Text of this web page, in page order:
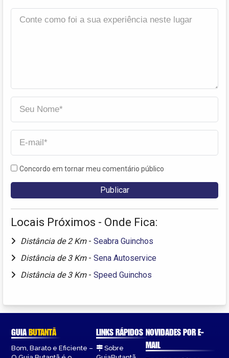
Concordo em tornar meu comentário público
Locais Próximos - Onde Fica:
Distância de 2 Km - Seabra Guinchos
Distância de 3 Km - Sena Autoservice
Distância de 3 Km - Speed Guinchos
GUIABUTANTÃ
Bom, Barato e Eficiente –
LINKS RÁPIDOS
Sobre
NOVIDADES POR E-
MAIL